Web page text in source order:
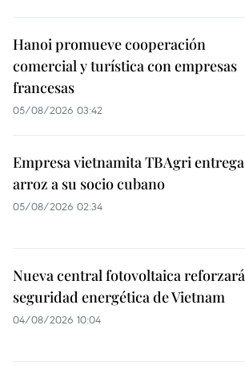
Hanoi promueve cooperación
comercial y turística con empresas
francesas
05/08/2026 03:42
Empresa vietnamita TBAgri entrega
arroz a su socio cubano
05/08/2026 02:34
Nueva central fotovoltaica reforzará
seguridad energética de Vietnam
04/08/2026 10:04